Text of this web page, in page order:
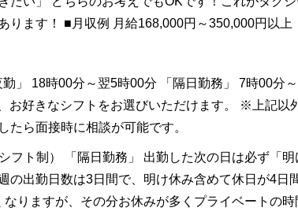
ります！ ■月収例 月給168,000円～350,000円以上
勤」 18時00分～翌5時00分 「隔日勤務」 7時00分
お好きなシフトをお選びいただけます。 ※上記以
たら面接時に相談が可能です。
フト制） 「隔日勤務」 出勤した次の日は必ず「明
の出勤日数は3日間で、明け休み含めて休日が4日
りますが、その分お休みが多くプライベートの時